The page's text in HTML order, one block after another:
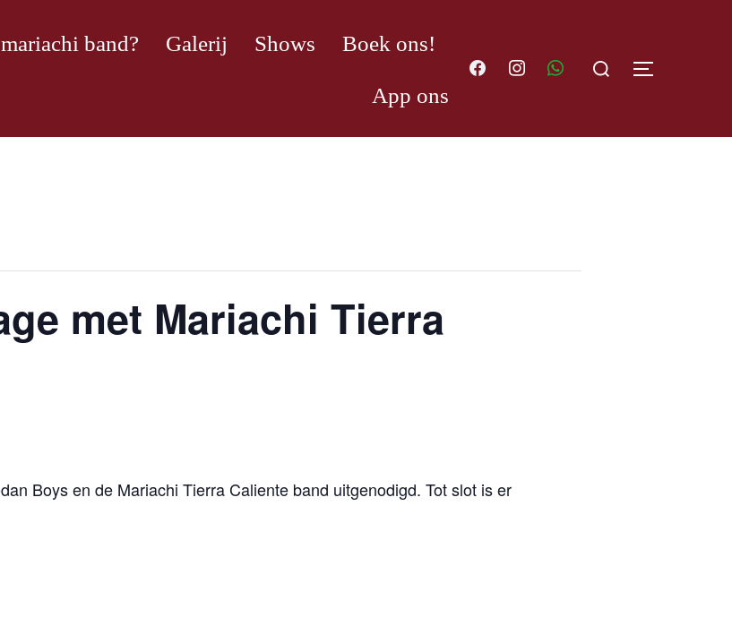
band? Galerij Shows Boek ons!
App ons
Search
TOGGLE
met Mariachi Tierra
Boys en de Mariachi Tierra Caliente band uitgenodigd. Tot slot is er